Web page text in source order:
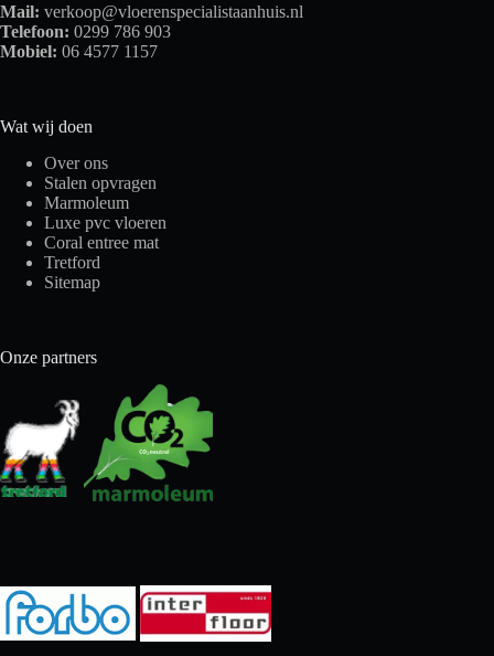
Mail: verkoop@vloerenspecialistaanhuis.nl
Telefoon: 0299 786 903
Mobiel: 06 4577 1157
Wat wij doen
Over ons
Stalen opvragen
Marmoleum
Luxe pvc vloeren
Coral entree mat
Tretford
Sitemap
Onze partners